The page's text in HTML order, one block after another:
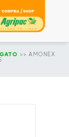
GATO >> AMONEX